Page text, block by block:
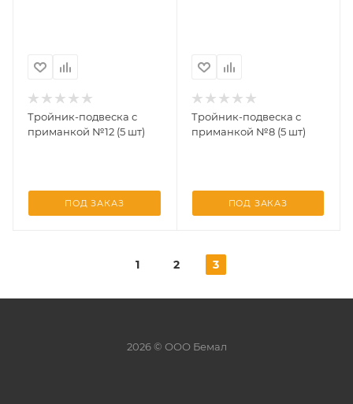
Тройник-подвеска с
приманкой №12 (5 шт)
ПОД ЗАКАЗ
Тройник-подвеска с
приманкой №8 (5 шт)
ПОД ЗАКАЗ
1 2 3
2026 © ООО Бемал